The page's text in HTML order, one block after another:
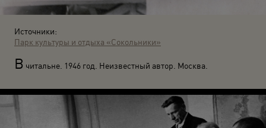
Источники:
Парк культуры и отдыха «Сокольники»
В читальне. 1946 год. Неизвестный автор. Москва.